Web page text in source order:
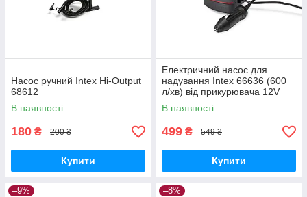
Насос ручний Intex Hi-Output
68612
В наявності
180 ₴ 200 ₴
Купити
Електричний насос для
надування Intex 66636 (600
л/хв) від прикурювача 12V
В наявності
499 ₴ 549 ₴
Купити
–9% –8%